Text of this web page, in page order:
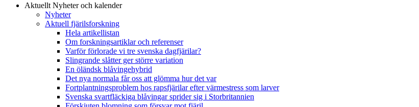
Aktuellt Nyheter och kalender
Nyheter
Aktuell fjärilsforskning
Hela artikellistan
Om forskningsartiklar och referenser
Varför förlorade vi tre svenska dagfjärilar?
Slingrande slåtter ger större variation
En öländsk blåvingehybrid
Det nya normala får oss att glömma hur det var
Fortplantningsproblem hos rapsfjärilar efter värmestress som larver
Svenska svartfläckiga blåvingar sprider sig i Storbritannien